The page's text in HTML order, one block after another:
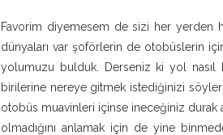
Favorim diyemesem de sizi her yerden
dünyaları var şoförlerin de otobüslerin
yolumuzu bulduk. Derseniz ki yol nasıl
birilerine nereye gitmek istediğinizi
otobüs muavinleri içinse ineceğiniz durak
olmadığını anlamak için de yine